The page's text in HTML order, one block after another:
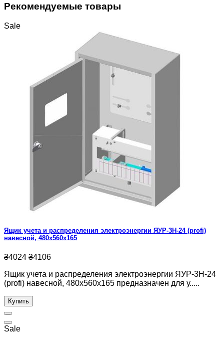
Рекомендуемые товары
Sale
Ящик учета и распределения электроэнергии ЯУР-3Н-24 (profi)
навесной, 480x560x165
₴4024 ₴4106
Ящик учета и распределения электроэнергии ЯУР-3Н-24
(profi) навесной, 480x560x165 предназначен для у.....
Купить
Sale